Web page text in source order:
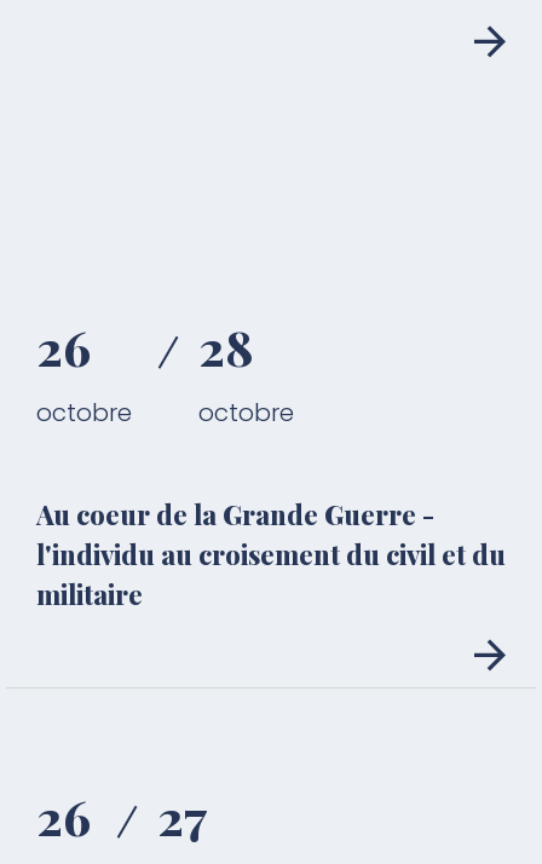
26
octobre
28
octobre
Au coeur de la Grande Guerre -
l'individu au croisement du civil et du
militaire
26 27